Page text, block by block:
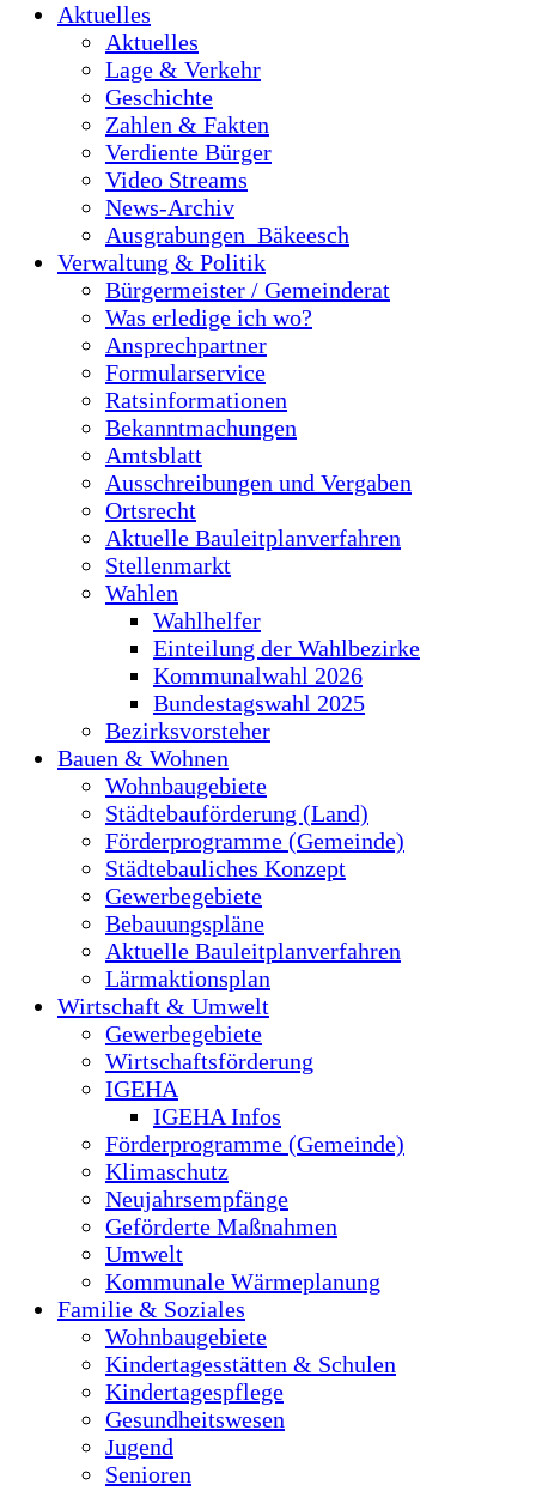
Aktuelles
Aktuelles
Lage & Verkehr
Geschichte
Zahlen & Fakten
Verdiente Bürger
Video Streams
News-Archiv
Ausgrabungen_Bäkeesch
Verwaltung & Politik
Bürgermeister / Gemeinderat
Was erledige ich wo?
Ansprechpartner
Formularservice
Ratsinformationen
Bekanntmachungen
Amtsblatt
Ausschreibungen und Vergaben
Ortsrecht
Aktuelle Bauleitplanverfahren
Stellenmarkt
Wahlen
Wahlhelfer
Einteilung der Wahlbezirke
Kommunalwahl 2026
Bundestagswahl 2025
Bezirksvorsteher
Bauen & Wohnen
Wohnbaugebiete
Städtebauförderung (Land)
Förderprogramme (Gemeinde)
Städtebauliches Konzept
Gewerbegebiete
Bebauungspläne
Aktuelle Bauleitplanverfahren
Lärmaktionsplan
Wirtschaft & Umwelt
Gewerbegebiete
Wirtschaftsförderung
IGEHA
IGEHA Infos
Förderprogramme (Gemeinde)
Klimaschutz
Neujahrsempfänge
Geförderte Maßnahmen
Umwelt
Kommunale Wärmeplanung
Familie & Soziales
Wohnbaugebiete
Kindertagesstätten & Schulen
Kindertagespflege
Gesundheitswesen
Jugend
Senioren